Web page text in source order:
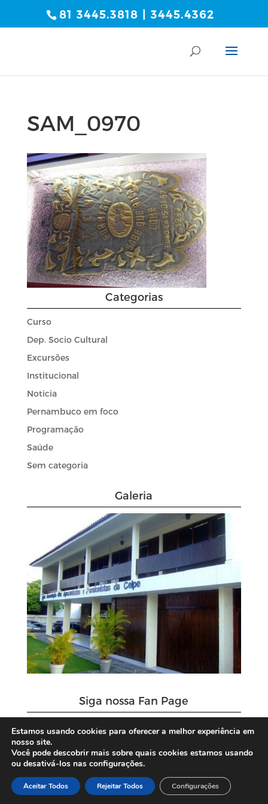
81 3445.3818 | 3445.4362
SAM_0970
Categorias
Curso
Dep. Socio Cultural
Excursões
Institucional
Noticia
Pernambuco em foco
Programação
Saúde
Sem categoria
Galeria
Siga nossa Fan Page
Estamos usando cookies para oferecer a melhor experiência em
nosso site.
Você pode descobrir mais sobre quais cookies estamos usando
ou desativá-los nas configurações.
Aceitar Todos Rejeitar Todos Configurações